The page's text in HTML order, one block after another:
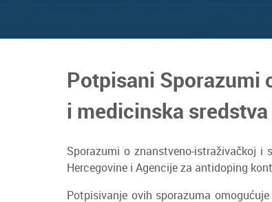
Potpisani Sporazumi
i medicinska
Sporazumi o znanstveno-istraživačkoj i
Hercegovine i Agencije za antidoping
Potpisivanje ovih sporazuma